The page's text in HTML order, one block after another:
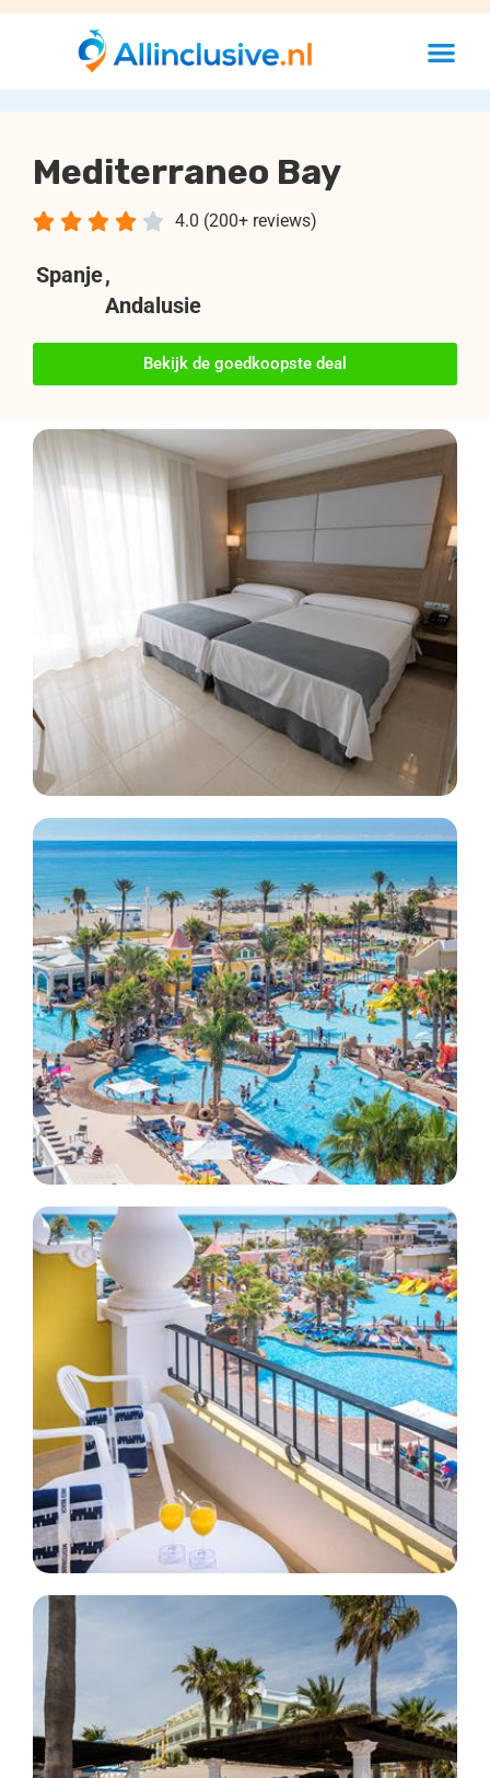
Mediterraneo Bay
4.0 (200+ reviews)
    
Spanje,
Andalusie
Bekijk de goedkoopste deal